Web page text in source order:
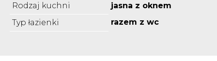
Rodzaj kuchni
jasna z oknem
Typ łazienki
razem z wc